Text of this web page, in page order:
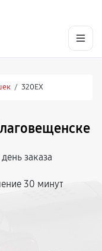
/ 320EX
заказа
30 минут